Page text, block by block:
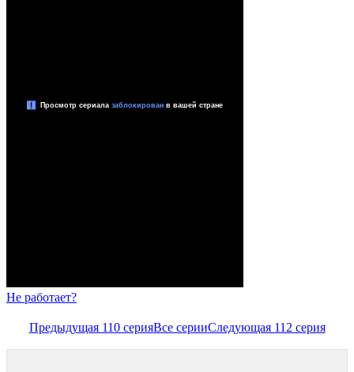
Не работает?
Предыдущая 110 серияВсе серииСледующая 112 серия